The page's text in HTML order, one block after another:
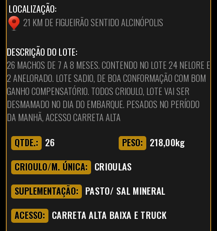
LOCALIZAÇÃO:
21 KM DE FIGUEIRÃO SENTIDO ALCINÓPOLIS
DESCRIÇÃO DO LOTE:
26 MACHOS DE 7 A 8 MESES. CONTENDO NO LOTE 24 NELORE E
2 ANELORADO. LOTE SADIO, DE BOA CONFORMAÇÃO COM BOM
GANHO COMPENSATÓRIO. TODOS CRIOULO, LOTE VAI SER
DESMAMADO NO DIA DO EMBARQUE. PESADOS NO PERÍODO
DA MANHÃ, ACESSO CARRETA ALTA
QTDE.: 26 PESO: 218,00kg
CRIOULO/M. ÚNICA: CRIOULAS
SUPLEMENTAÇÃO: PASTO/ SAL MINERAL
ACESSO: CARRETA ALTA BAIXA E TRUCK